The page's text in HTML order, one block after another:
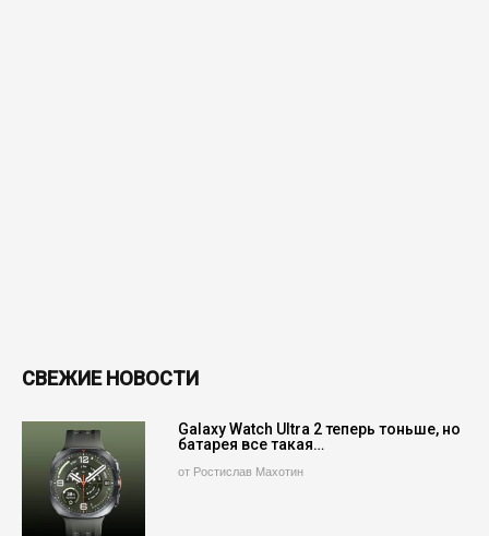
СВЕЖИЕ НОВОСТИ
Galaxy Watch Ultra 2 теперь тоньше, но
батарея все такая…
от Ростислав Махотин